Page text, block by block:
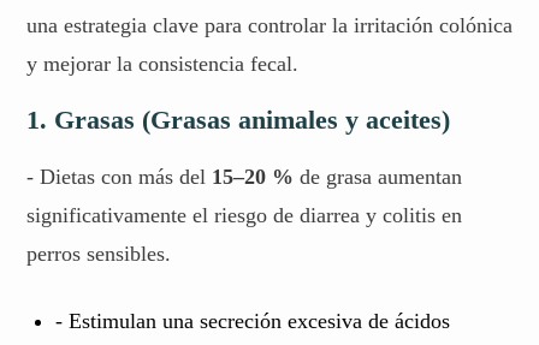
una estrategia clave para controlar la irritación colónica
y mejorar la consistencia fecal.
1. Grasas (Grasas animales y aceites)
- Dietas con más del 15–20 % de grasa aumentan
significativamente el riesgo de diarrea y colitis en
perros sensibles.
- Estimulan una secreción excesiva de ácidos